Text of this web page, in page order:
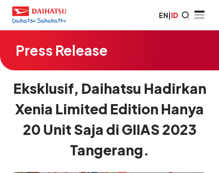
EN|ID
Press Release
Eksklusif, Daihatsu Hadirkan
Xenia Limited Edition Hanya
20 Unit Saja di GIIAS 2023
Tangerang.